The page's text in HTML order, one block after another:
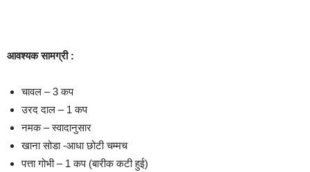
आवश्यक सामग्री :
चावल – 3 कप
उरद दाल – 1 कप
नमक – स्वादानुसार
खाना सोडा -आधा छोटी चम्मच
पत्ता गोभी – 1 कप (बारीक कटी हुई)